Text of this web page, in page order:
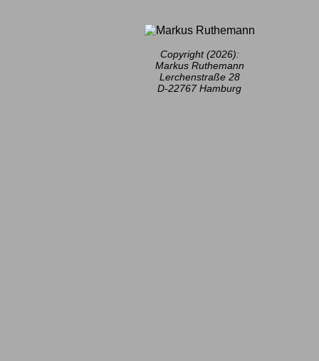
Copyright (2026):
Markus Ruthemann
Lerchenstraße 28
D-22767 Hamburg